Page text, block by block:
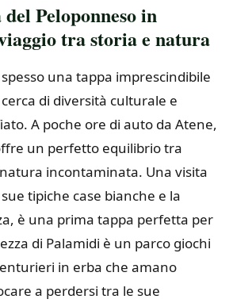
Peloponneso in
tra storia e natura
una tappa imprescindibile
di diversità culturale e
A poche ore di auto da Atene,
un perfetto equilibrio tra
incontaminata. Una visita
tipiche case bianche e la
è una prima tappa perfetta per
di Palamidi è un parco giochi
in erba che amano
a perdersi tra le sue